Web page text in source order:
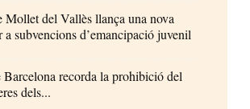
Mollet del Vallès llança una nova
a subvencions d’emancipació juvenil
recorda la prohibició del
dels...